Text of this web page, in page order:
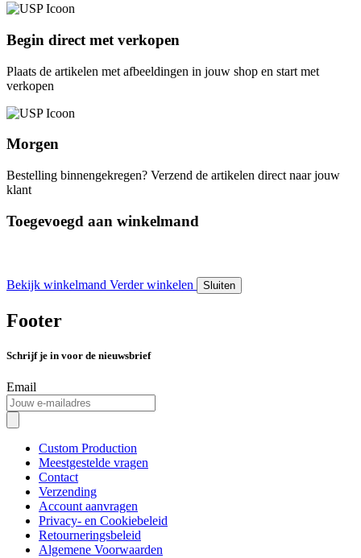
Begin direct met verkopen
Plaats de artikelen met afbeeldingen in jouw shop en start met
verkopen
Morgen
Bestelling binnengekregen? Verzend de artikelen direct naar jouw
klant
Toegevoegd aan winkelmand
Bekijk winkelmand Verder winkelen Sluiten
Footer
Schrijf je in voor de nieuwsbrief
Email
Custom Production
Meestgestelde vragen
Contact
Verzending
Account aanvragen
Privacy- en Cookiebeleid
Retourneringsbeleid
Algemene Voorwaarden